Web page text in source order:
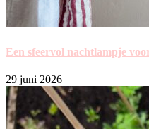
Een sfeervol nachtlampje
29 juni 2026